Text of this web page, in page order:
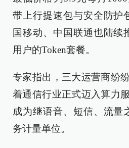
带上行提速包与安全防护
国移动、中国联通也陆续
用户的Token套餐。
专家指出，三大运营商纷
着通信行业正式迈入算力
成为继语音、短信、流量
务计量单位。